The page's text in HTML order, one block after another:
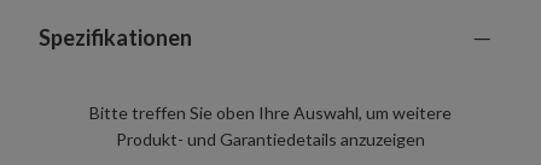
Spezifikationen
Bitte treffen Sie oben Ihre Auswahl, um weitere
Produkt- und Garantiedetails anzuzeigen